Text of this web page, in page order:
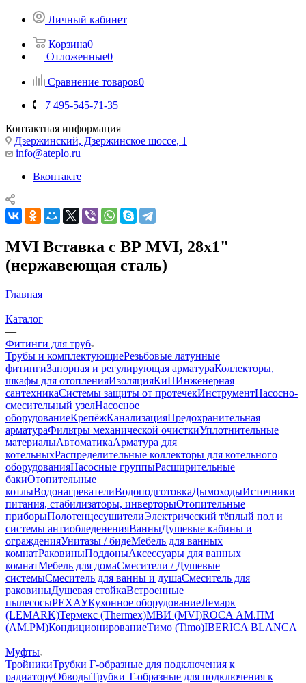
Личный кабинет
Корзина0
Отложенные0
Сравнение товаров0
+7 495-545-71-35
Контактная информация
Дзержинский, Дзержинское шоссе, 1
info@ateplo.ru
Вконтакте
MVI Вставка с ВР MVI, 28х1"
(нержавеющая сталь)
Главная
—
Каталог
—
Фитинги для труб
Трубы и комплектующиеРезьбовые латунные
фитингиЗапорная и регулирующая арматураКоллекторы,
шкафы для отопленияИзоляцияКиПИнженерная
сантехникаСистемы защиты от протечекИнструментНасосно-
смесительный узелНасосное
оборудованиеКрепёжКанализацияПредохранительная
арматураФильтры механической очисткиУплотнительные
материалыАвтоматикаАрматура для
котельныхРаспределительные коллекторы для котельного
оборудованияНасосные группыРасширительные
бакиОтопительные
котлыВодонагревателиВодоподготовкаДымоходыИсточники
питания, стабилизаторы, инверторыОтопительные
приборыПолотенцесушителиЭлектрический тёплый пол и
системы антиобледененияВанныДушевые кабины и
огражденияУнитазы / бидеМебель для ванных
комнатРаковиныПоддоныАксессуары для ванных
комнатМебель для домаСмесители / Душевые
системыСмеситель для ванны и душаСмеситель для
раковиныДушевая стойкаВстроенные
пылесосыРЕХАУКухонное оборудованиеЛемарк
(LEMARK)Термекс (Thermex)МВИ (MVI)ROCA АМ.ПМ
(AM.PM)КондиционированиеТимо (Timo)IBERICA BLANCA
—
Муфты
ТройникиТрубки Г-образные для подключения к
радиаторуОбводыТрубки T-образные для подключения к